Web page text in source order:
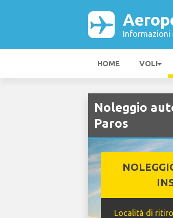
Informazioni
HOME VOLI
Noleggio
Paros
Località di ritiro